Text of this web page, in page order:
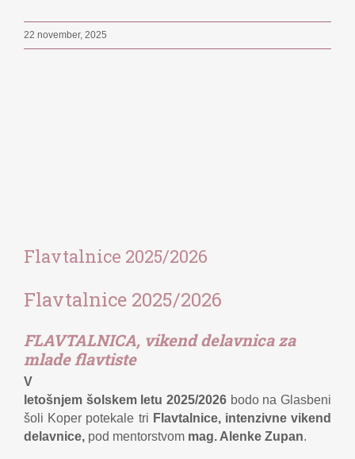
22 november, 2025
Flavtalnice 2025/2026
Flavtalnice 2025/2026
FLAVTALNICA, vikend delavnica za
mlade flavtiste
V
letošnjem šolskem letu 2025/2026 bodo na Glasbeni
šoli Koper potekale tri Flavtalnice, intenzivne vikend
delavnice, pod mentorstvom mag. Alenke Zupan.